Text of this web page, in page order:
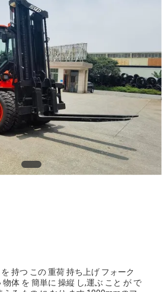
持つ この 重荷 持ち上げ フォーク
物体 を 簡単に 操縦 し,運ぶ こと が で